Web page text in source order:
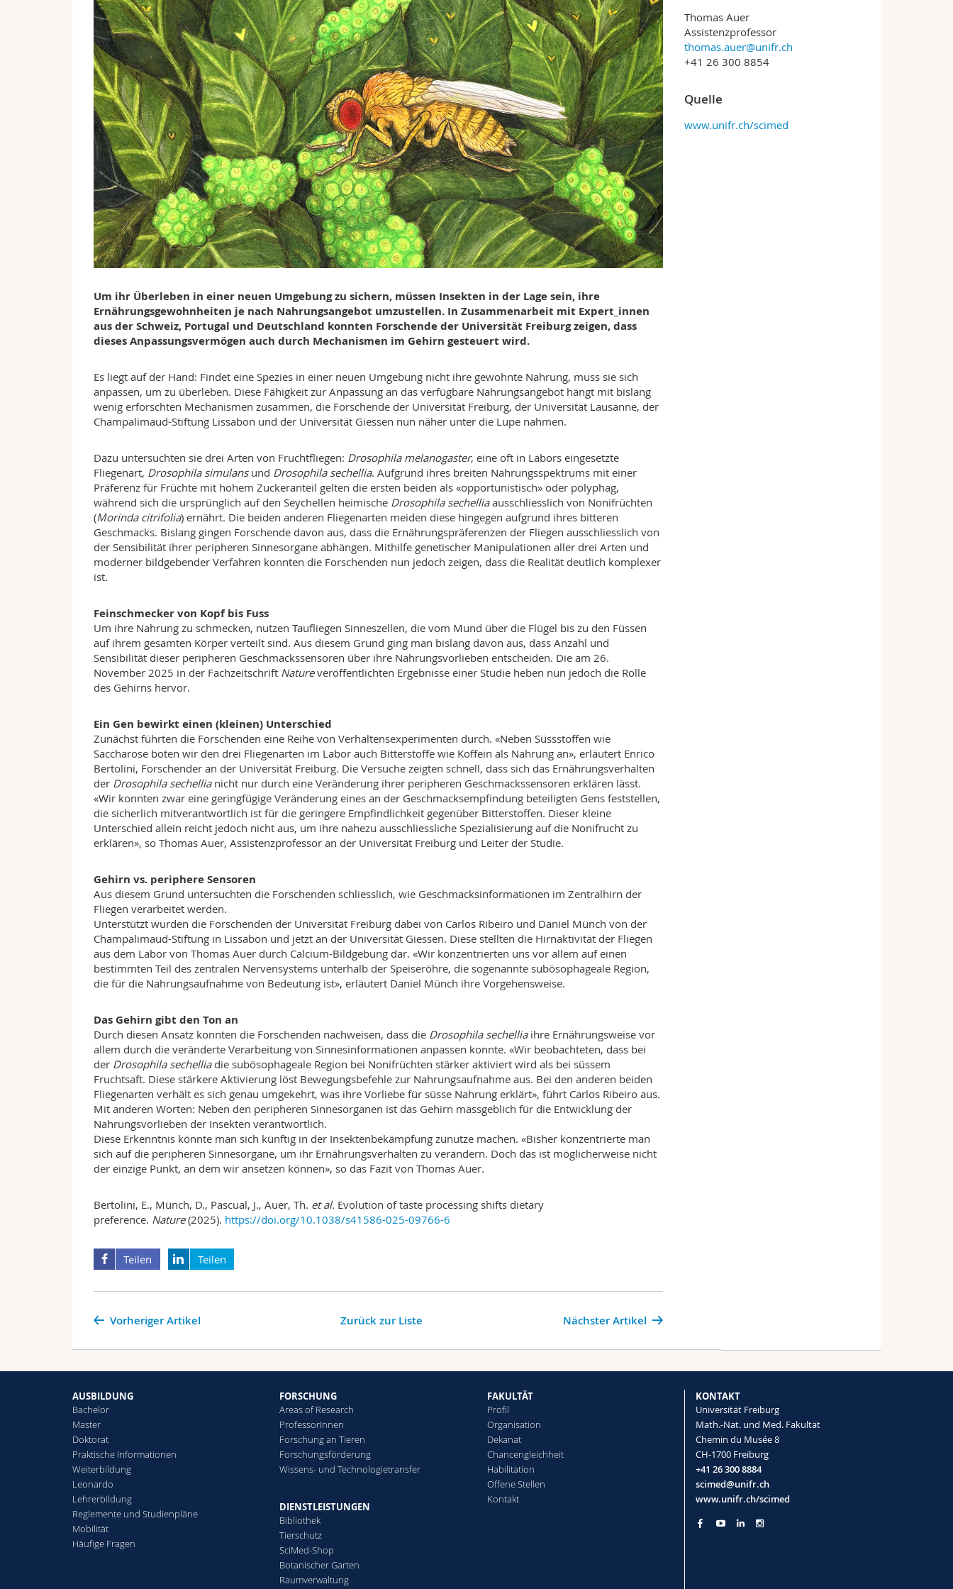
Um ihr Überleben in einer neuen Umgebung zu sichern, müssen Insekten in der Lage sein, ihre
Ernährungsgewohnheiten je nach Nahrungsangebot umzustellen. In Zusammenarbeit mit Expert_innen
aus der Schweiz, Portugal und Deutschland konnten Forschende der Universität Freiburg zeigen, dass
dieses Anpassungsvermögen auch durch Mechanismen im Gehirn gesteuert wird.
Es liegt auf der Hand: Findet eine Spezies in einer neuen Umgebung nicht ihre gewohnte Nahrung, muss sie sich
anpassen, um zu überleben. Diese Fähigkeit zur Anpassung an das verfügbare Nahrungsangebot hängt mit bislang
wenig erforschten Mechanismen zusammen, die Forschende der Universität Freiburg, der Universität Lausanne, der
Champalimaud-Stiftung Lissabon und der Universität Giessen nun näher unter die Lupe nahmen.
Dazu untersuchten sie drei Arten von Fruchtfliegen: Drosophila melanogaster, eine oft in Labors eingesetzte
Fliegenart, Drosophila simulansund Drosophila sechellia. Aufgrund ihres breiten Nahrungsspektrums mit einer
Präferenz für Früchte mit hohem Zuckeranteil gelten die ersten beiden als «opportunistisch» oder polyphag,
während sich die ursprünglich auf den Seychellen heimische Drosophila sechelliaausschliesslich von Nonifrüchten
(Morinda citrifolia) ernährt. Die beiden anderen Fliegenarten meiden diese hingegen aufgrund ihres bitteren
Geschmacks. Bislang gingen Forschende davon aus, dass die Ernährungspräferenzen der Fliegen ausschliesslich von
der Sensibilität ihrer peripheren Sinnesorgane abhängen. Mithilfe genetischer Manipulationen aller drei Arten und
moderner bildgebender Verfahren konnten die Forschenden nun jedoch zeigen, dass die Realität deutlich komplexer
ist.
Feinschmecker von Kopf bis Fuss
Um ihre Nahrung zu schmecken, nutzen Taufliegen Sinneszellen, die vom Mund über die Flügel bis zu den Füssen
auf ihrem gesamten Körper verteilt sind. Aus diesem Grund ging man bislang davon aus, dass Anzahl und
Sensibilität dieser peripheren Geschmackssensoren über ihre Nahrungsvorlieben entscheiden. Die am 26.
November 2025 in der Fachzeitschrift Natureveröffentlichten Ergebnisse einer Studie heben nun jedoch die Rolle
des Gehirns hervor.
Ein Gen bewirkt einen (kleinen) Unterschied
Zunächst führten die Forschenden eine Reihe von Verhaltensexperimenten durch. «Neben Süssstoffen wie
Saccharose boten wir den drei Fliegenarten im Labor auch Bitterstoffe wie Koffein als Nahrung an», erläutert Enrico
Bertolini, Forschender an der Universität Freiburg. Die Versuche zeigten schnell, dass sich das Ernährungsverhalten
der Drosophila sechellia nicht nur durch eine Veränderung ihrer peripheren Geschmackssensoren erklären lässt.
«Wir konnten zwar eine geringfügige Veränderung eines an der Geschmacksempfindung beteiligten Gens feststellen,
die sicherlich mitverantwortlich ist für die geringere Empfindlichkeit gegenüber Bitterstoffen. Dieser kleine
Unterschied allein reicht jedoch nicht aus, um ihre nahezu ausschliessliche Spezialisierung auf die Nonifrucht zu
erklären», so Thomas Auer, Assistenzprofessor an der Universität Freiburg und Leiter der Studie.
Gehirn vs. periphere Sensoren
Aus diesem Grund untersuchten die Forschenden schliesslich, wie Geschmacksinformationen im Zentralhirn der
Fliegen verarbeitet werden.
Unterstützt wurden die Forschenden der Universität Freiburg dabei von Carlos Ribeiro und Daniel Münch von der
Champalimaud-Stiftung in Lissabon und jetzt an der Universität Giessen. Diese stellten die Hirnaktivität der Fliegen
aus dem Labor von Thomas Auer durch Calcium-Bildgebung dar. «Wir konzentrierten uns vor allem auf einen
bestimmten Teil des zentralen Nervensystems unterhalb der Speiseröhre, die sogenannte subösophageale Region,
die für die Nahrungsaufnahme von Bedeutung ist», erläutert Daniel Münch ihre Vorgehensweise.
Das Gehirn gibt den Ton an
Durch diesen Ansatz konnten die Forschenden nachweisen, dass die Drosophila sechelliaihre Ernährungsweise vor
allem durch die veränderte Verarbeitung von Sinnesinformationen anpassen konnte. «Wir beobachteten, dass bei
der Drosophila sechelliadie subösophageale Region bei Nonifrüchten stärker aktiviert wird als bei süssem
Fruchtsaft. Diese stärkere Aktivierung löst Bewegungsbefehle zur Nahrungsaufnahme aus. Bei den anderen beiden
Fliegenarten verhält es sich genau umgekehrt, was ihre Vorliebe für süsse Nahrung erklärt», führt Carlos Ribeiro aus.
Mit anderen Worten: Neben den peripheren Sinnesorganen ist das Gehirn massgeblich für die Entwicklung der
Nahrungsvorlieben der Insekten verantwortlich.
Diese Erkenntnis könnte man sich künftig in der Insektenbekämpfung zunutze machen. «Bisher konzentrierte man
sich auf die peripheren Sinnesorgane, um ihr Ernährungsverhalten zu verändern. Doch das ist möglicherweise nicht
der einzige Punkt, an dem wir ansetzen können», so das Fazit von Thomas Auer.
Bertolini, E., Münch, D., Pascual, J., Auer, Th. et al. Evolution of taste processing shifts dietary
preference. Nature(2025). https://doi.org/10.1038/s41586-025-09766-6
Teilen Teilen
Nächster Artikel
Vorheriger Artikel Zurück zur Liste
Thomas Auer
Assistenzprofessor
thomas.auer@unifr.ch
+41 26 300 8854
Quelle
www.unifr.ch/scimed
AUSBILDUNG
Bachelor
Master
Doktorat
Praktische Informationen
Weiterbildung
Leonardo
Lehrerbildung
Reglemente und Studienpläne
Mobilität
Häufige Fragen
FORSCHUNG
Areas of Research
ProfessorInnen
Forschung an Tieren
Forschungsförderung
Wissens- und Technologietransfer
DIENSTLEISTUNGEN
Bibliothek
Tierschutz
SciMed-Shop
Botanischer Garten
Raumverwaltung
FAKULTÄT
Profil
Organisation
Dekanat
Chancengleichheit
Habilitation
Offene Stellen
Kontakt
KONTAKT
Universität Freiburg
Math.-Nat. und Med. Fakultät
Chemin du Musée 8
CH-1700 Freiburg
+41 26 300 8884
scimed@unifr.ch
www.unifr.ch/scimed